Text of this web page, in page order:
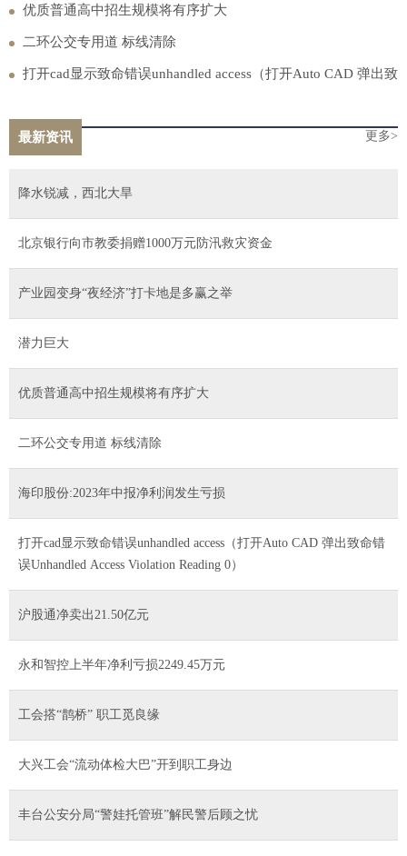
优质普通高中招生规模将有序扩大
二环公交专用道 标线清除
打开cad显示致命错误unhandled access（打开Auto CAD 弹出致
最新资讯 更多>
降水锐减，西北大旱
北京银行向市教委捐赠1000万元防汛救灾资金
产业园变身“夜经济”打卡地是多赢之举
潜力巨大
优质普通高中招生规模将有序扩大
二环公交专用道 标线清除
海印股份:2023年中报净利润发生亏损
打开cad显示致命错误unhandled access（打开Auto CAD 弹出致命错
误Unhandled Access Violation Reading 0）
沪股通净卖出21.50亿元
永和智控上半年净利亏损2249.45万元
工会搭“鹊桥” 职工觅良缘
大兴工会“流动体检大巴”开到职工身边
丰台公安分局“警娃托管班”解民警后顾之忧